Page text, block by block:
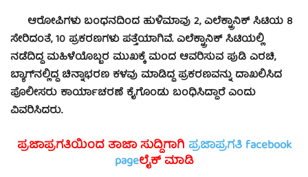
ಆರೋಪಿಗಳು ಬಂಧನದಿಂದ ಹುಳಿಮಾವು 2, ಎಲೆಕ್ಟ್ರಾನಿಕ್ ಸಿಟಿಯ 8
ಸೇರಿದಂತೆ, 10 ಪ್ರಕರಣಗಳು ಪತ್ತೆಯಾಗಿವೆ. ಎಲೆಕ್ಟ್ರಾನಿಕ್ ಸಿಟಿಯಲ್ಲಿ
ನಡೆದಿದ್ದ ಮಹಿಳೆಯೊಬ್ಬರ ಮುಖಕ್ಕೆ ಮಂದ ಆವರಿಸುವ ಪುಡಿ ಎರಚಿ,
ಬ್ಯಾಗ್‍ನಲ್ಲಿದ್ದ ಚಿನ್ನಾಭರಣ ಕಳವು ಮಾಡಿದ್ದ ಪ್ರಕರಣವನ್ನು ದಾಖಲಿಸಿದ
ಪೊಲೀಸರು ಕಾರ್ಯಾಚರಣೆ ಕೈಗೊಂಡು ಬಂಧಿಸಿದ್ದಾರೆ ಎಂದು
ವಿವರಿಸಿದರು.
ಪ್ರಜಾಪ್ರಗತಿಯಿಂದ ತಾಜಾ ಸುದ್ದಿಗಾಗಿ ಪ್ರಜಾಪ್ರಗತಿ facebook
pageಲೈಕ್ ಮಾಡಿ